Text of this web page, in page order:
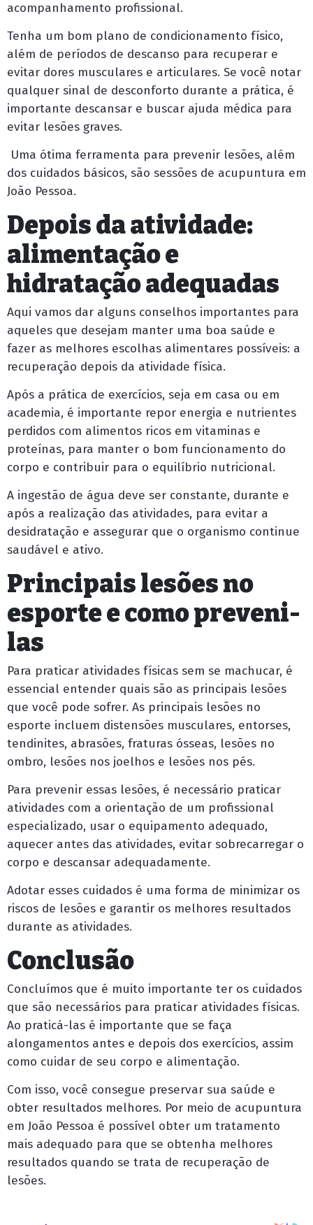
acompanhamento profissional.
Tenha um bom plano de condicionamento físico,
além de períodos de descanso para recuperar e
evitar dores musculares e articulares. Se você notar
qualquer sinal de desconforto durante a prática, é
importante descansar e buscar ajuda médica para
evitar lesões graves.
Uma ótima ferramenta para prevenir lesões, além
dos cuidados básicos, são sessões de acupuntura em
João Pessoa.
Depois da atividade:
alimentação e
hidratação adequadas
Aqui vamos dar alguns conselhos importantes para
aqueles que desejam manter uma boa saúde e
fazer as melhores escolhas alimentares possíveis: a
recuperação depois da atividade física.
Após a prática de exercícios, seja em casa ou em
academia, é importante repor energia e nutrientes
perdidos com alimentos ricos em vitaminas e
proteínas, para manter o bom funcionamento do
corpo e contribuir para o equilíbrio nutricional.
A ingestão de água deve ser constante, durante e
após a realização das atividades, para evitar a
desidratação e assegurar que o organismo continue
saudável e ativo.
Principais lesões no
esporte e como preveni-
las
Para praticar atividades físicas sem se machucar, é
essencial entender quais são as principais lesões
que você pode sofrer. As principais lesões no
esporte incluem distensões musculares, entorses,
tendinites, abrasões, fraturas ósseas, lesões no
ombro, lesões nos joelhos e lesões nos pés.
Para prevenir essas lesões, é necessário praticar
atividades com a orientação de um profissional
especializado, usar o equipamento adequado,
aquecer antes das atividades, evitar sobrecarregar o
corpo e descansar adequadamente.
Adotar esses cuidados é uma forma de minimizar os
riscos de lesões e garantir os melhores resultados
durante as atividades.
Conclusão
Concluímos que é muito importante ter os cuidados
que são necessários para praticar atividades físicas.
Ao praticá-las é importante que se faça
alongamentos antes e depois dos exercícios, assim
como cuidar de seu corpo e alimentação.
Com isso, você consegue preservar sua saúde e
obter resultados melhores. Por meio de acupuntura
em João Pessoa é possível obter um tratamento
mais adequado para que se obtenha melhores
resultados quando se trata de recuperação de
lesões.